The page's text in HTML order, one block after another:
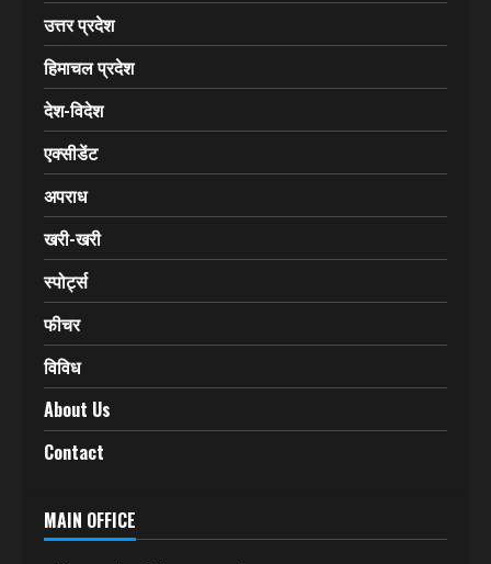
उत्तर प्रदेश
हिमाचल प्रदेश
देश-विदेश
एक्सीडेंट
अपराध
खरी-खरी
स्पोर्ट्स
फीचर
विविध
About Us
Contact
MAIN OFFICE